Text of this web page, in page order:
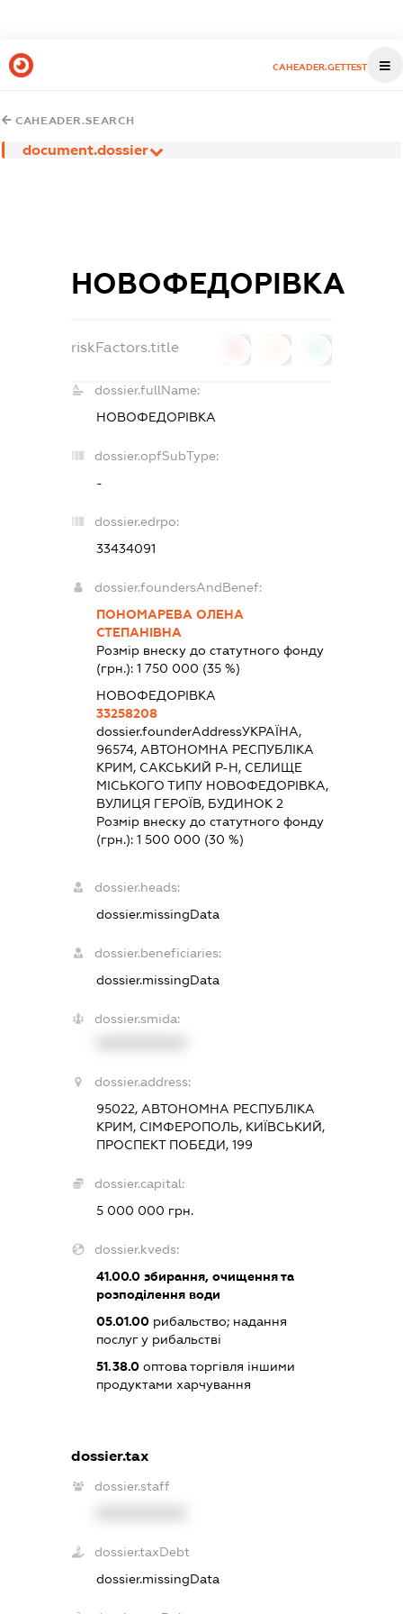
CAHEADER.GETTEST
CAHEADER.SEARCH
document.dossier
НОВОФЕДОРІВКА
riskFactors.title
dossier.fullName:
НОВОФЕДОРІВКА
dossier.opfSubType:
-
dossier.edrpo:
33434091
dossier.foundersAndBenef:
ПОНОМАРЕВА ОЛЕНА
СТЕПАНІВНА
Розмір внеску до статутного фонду
(грн.):1 750 000 (35 %)
НОВОФЕДОРІВКА
33258208
dossier.founderAddressУКРАЇНА,
96574, АВТОНОМНА РЕСПУБЛІКА
КРИМ, САКСЬКИЙ Р-Н, СЕЛИЩЕ
МІСЬКОГО ТИПУ НОВОФЕДОРІВКА,
ВУЛИЦЯ ГЕРОЇВ, БУДИНОК 2
Розмір внеску до статутного фонду
(грн.):1 500 000 (30 %)
dossier.heads:
dossier.missingData
dossier.beneficiaries:
dossier.missingData
dossier.smida:
dossier.address:
95022, АВТОНОМНА РЕСПУБЛІКА
КРИМ, СІМФЕРОПОЛЬ, КИЇВСЬКИЙ,
ПРОСПЕКТ ПОБЕДИ, 199
dossier.capital:
5 000 000 грн.
dossier.kveds:
41.00.0 збирання, очищення та
розподілення води
05.01.00 рибальство; надання
послуг у рибальстві
51.38.0 оптова торгівля іншими
продуктами харчування
dossier.tax
dossier.staff
dossier.taxDebt
dossier.missingData